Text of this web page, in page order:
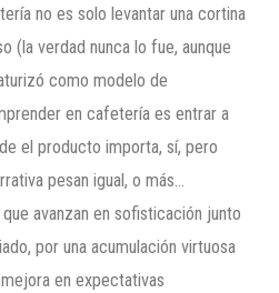
no es solo levantar una cortina
(la verdad nunca lo fue, aunque
como modelo de
en cafetería es entrar a
el producto importa, sí, pero
pesan igual, o más…
avanzan en sofisticación junto
por una acumulación virtuosa
en expectativas